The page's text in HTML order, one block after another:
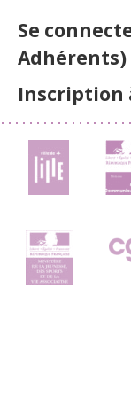
Se
Adhérents)
Inscription